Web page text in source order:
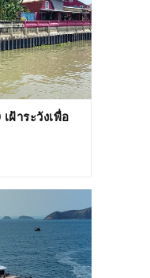
ฝ้าระวังเพื่อ